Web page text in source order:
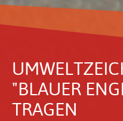
"BLAUER
TRAGEN